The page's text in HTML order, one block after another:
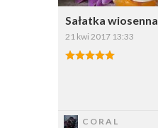
Sałatka wiosenna
21 kwi 2017 13:33
CORAL